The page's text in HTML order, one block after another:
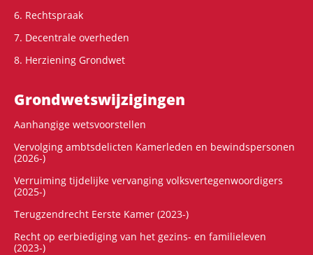
6. Rechtspraak
7. Decentrale overheden
8. Herziening Grondwet
Grondwets­wijzigingen
Aanhangige wetsvoorstellen
Vervolging ambtsdelicten Kamerleden en bewindspersonen
(2026-)
Verruiming tijdelijke vervanging volksvertegenwoordigers
(2025-)
Terugzendrecht Eerste Kamer (2023-)
Recht op eerbiediging van het gezins- en familieleven
(2023-)